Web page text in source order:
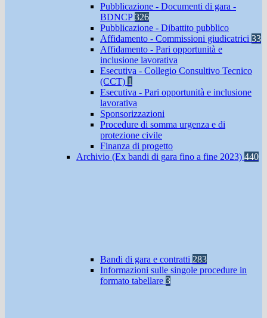
Pubblicazione - Documenti di gara -
BDNCP326
Pubblicazione - Dibattito pubblico
Affidamento - Commissioni giudicatrici 33
Affidamento - Pari opportunità e
inclusione lavorativa
Esecutiva - Collegio Consultivo Tecnico
(CCT) 1
Esecutiva - Pari opportunità e inclusione
lavorativa
Sponsorizzazioni
Procedure di somma urgenza e di
protezione civile
Finanza di progetto
Archivio (Ex bandi di gara fino a fine 2023) 440
Bandi di gara e contratti 283
Informazioni sulle singole procedure in
formato tabellare 3